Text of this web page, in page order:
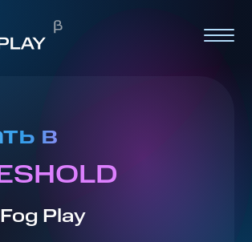
в
Play